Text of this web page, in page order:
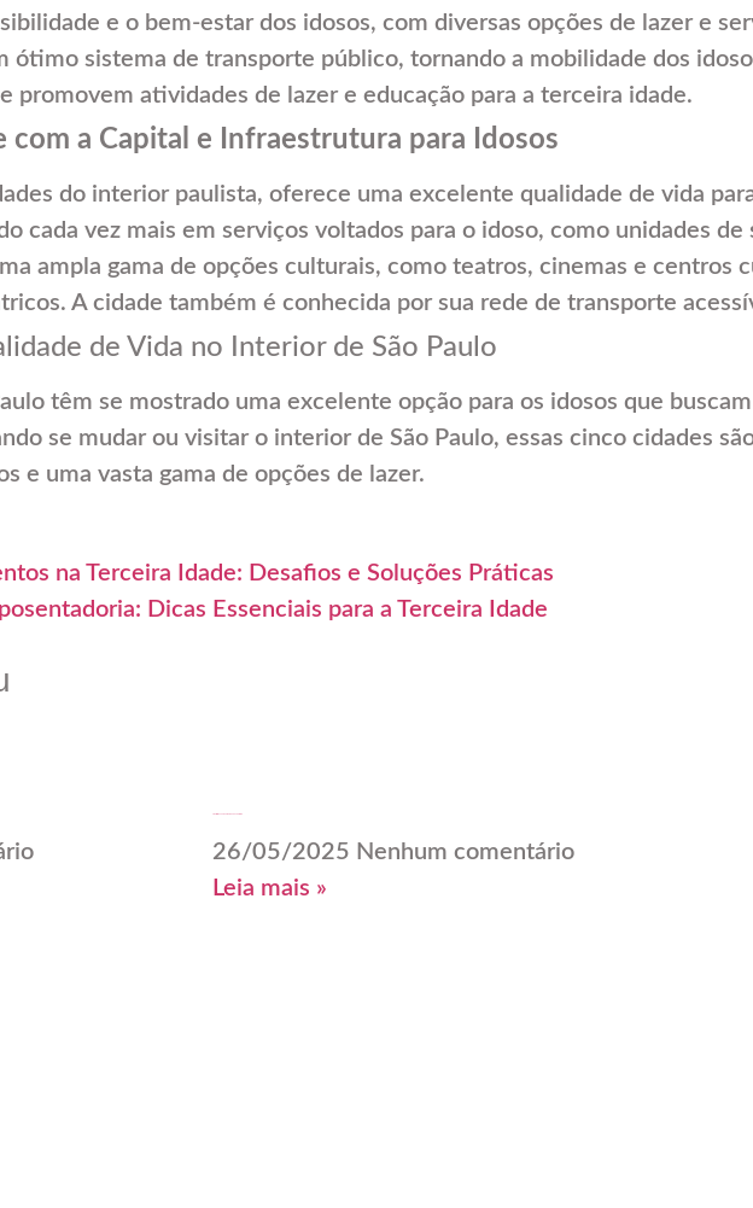
e o bem-estar dos idosos, com diversas opções de lazer e
ótimo sistema de transporte público, tornando a mobilidade dos
promovem atividades de lazer e educação para a terceira idade.
com a Capital e Infraestrutura para Idosos
do interior paulista, oferece uma excelente qualidade de vida
cada vez mais em serviços voltados para o idoso, como unidades de
ampla gama de opções culturais, como teatros, cinemas e centros
A cidade também é conhecida por sua rede de transporte
de Vida no Interior de São Paulo
têm se mostrado uma excelente opção para os idosos que
se mudar ou visitar o interior de São Paulo, essas cinco cidades
e uma vasta gama de opções de lazer.
na Terceira Idade: Desafios e Soluções Práticas
Dicas Essenciais para a Terceira Idade
26/05/2025 Nenhum comentário
Leia mais »